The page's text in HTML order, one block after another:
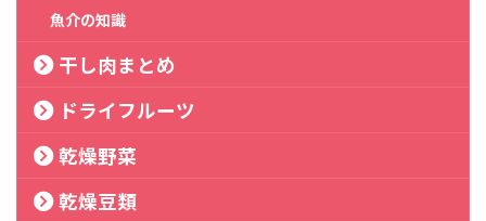
魚介の知識
干し肉まとめ
ドライフルーツ
乾燥野菜
乾燥豆類